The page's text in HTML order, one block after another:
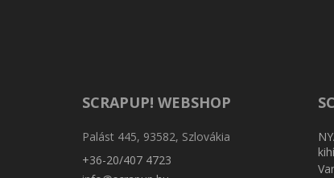
SCRAPUP! WEBSHOP
Palást 445, 93582, Szlovákia
+36-20/407 4723